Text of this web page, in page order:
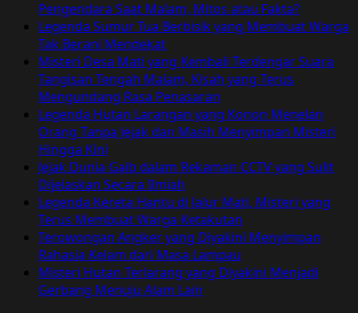
Harus
Dihormati
Pengendara Saat Malam, Mitos atau Fakta?
Legenda Sumur Tua Berbisik yang Membuat Warga
Tak Berani Mendekat
Misteri Desa Mati yang Kembali Terdengar Suara
Tangisan Tengah Malam, Kisah yang Terus
Mengundang Rasa Penasaran
Legenda Hutan Larangan yang Konon Menelan
Orang Tanpa Jejak dan Masih Menyimpan Misteri
Hingga Kini
Jejak Dunia Gaib dalam Rekaman CCTV yang Sulit
Dijelaskan Secara Ilmiah
Legenda Kereta Hantu di Jalur Mati, Misteri yang
Terus Membuat Warga Ketakutan
Terowongan Angker yang Diyakini Menyimpan
Rahasia Kelam dari Masa Lampau
Misteri Hutan Terlarang yang Diyakini Menjadi
Gerbang Menuju Alam Lain